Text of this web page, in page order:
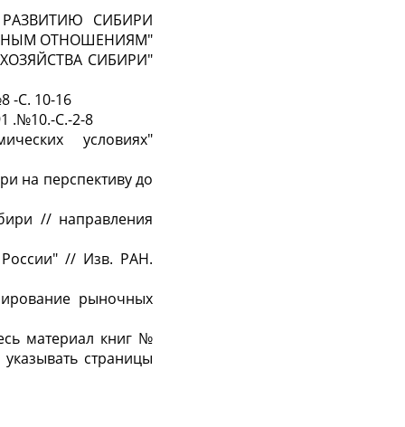
СИБИРИ
ОТНОШЕНИЯМ"
СИБИРИ"
-С. 10-16
.№10.-С.-2-8
условиях"
на перспективу до
//направления
//Изв. РАН.
рыночных
материал книг №
страницы